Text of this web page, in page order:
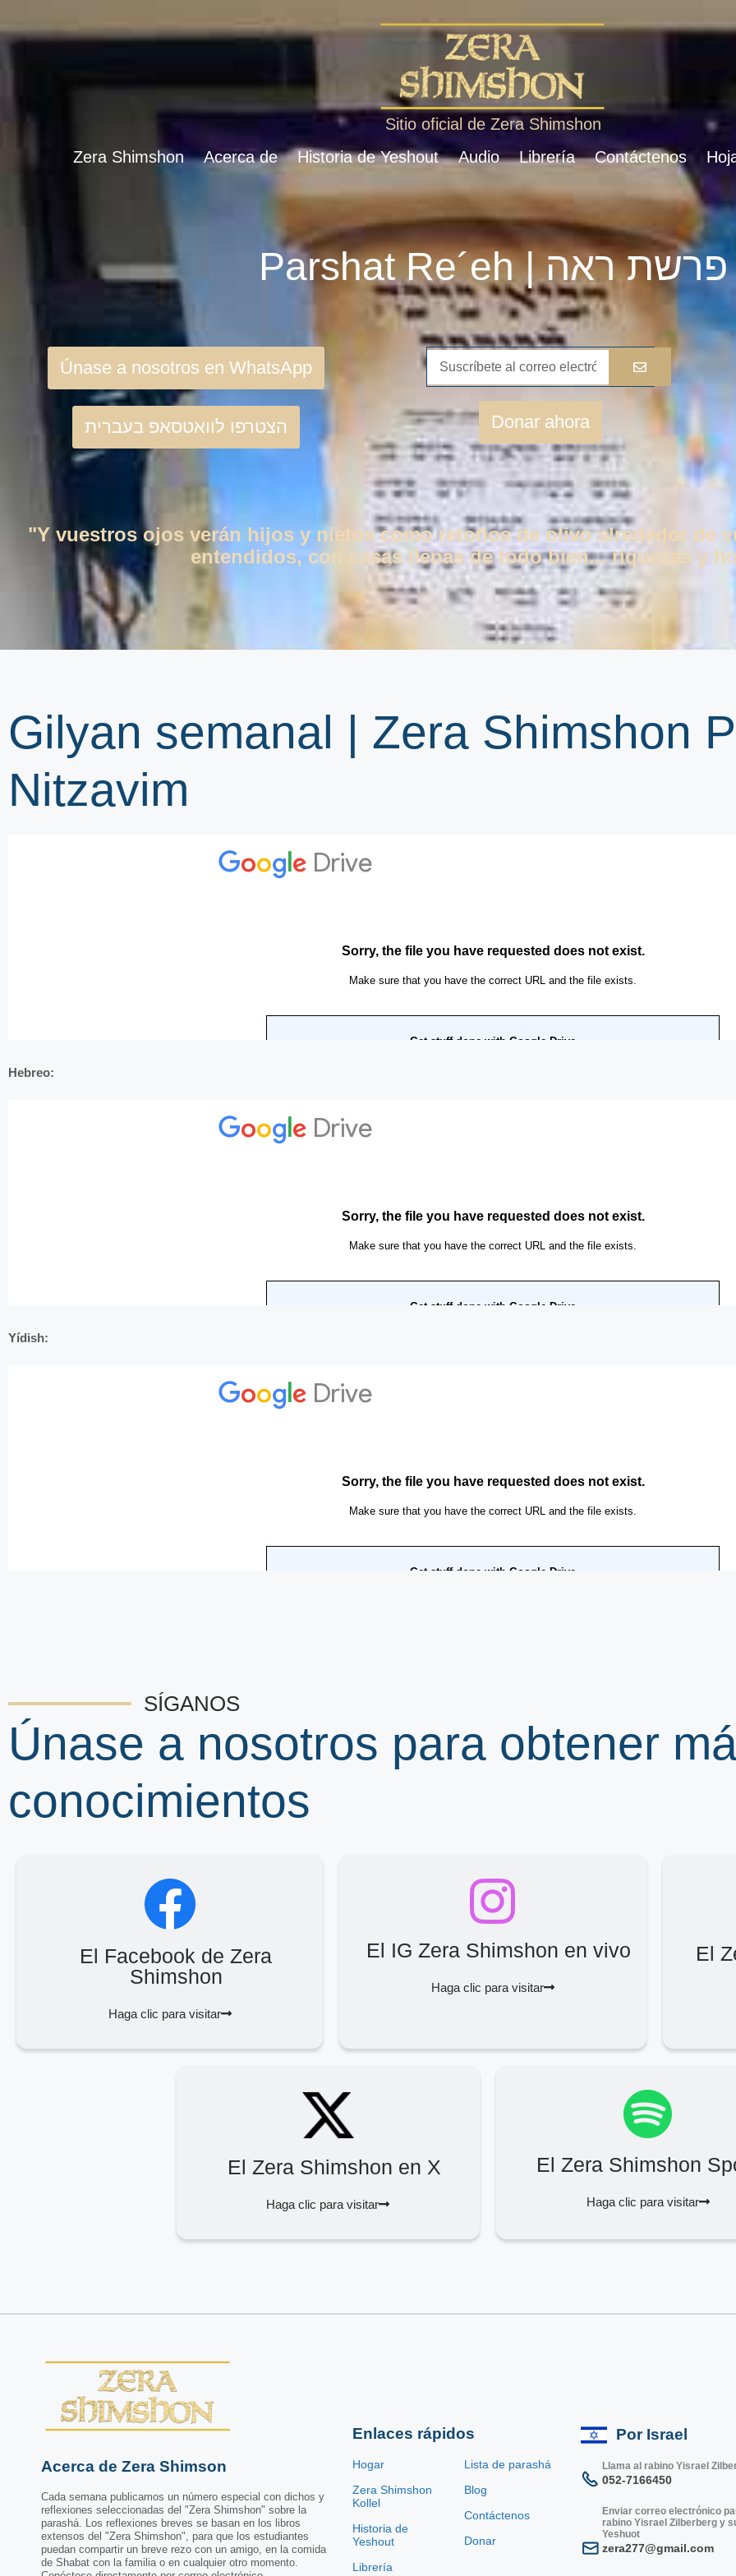
Sitio oficial de Zera Shimshon
Zera Shimshon
Acerca de Historia de Yeshout Audio Librería Contáctenos
Parshat Re´eh | פרשת ראה
Únase a nosotros en WhatsApp
הצטרפו לוואטסאפ בעברית Donar ahora
"Y vuestros ojos verán hijos y nietos como retoños de olivo alrededor de
entendidos, con casas llenas de todo bien... riquezas y
Gilyan semanal | Zera Shimshon
Nitzavim
Hebreo:
Yídish:
SÍGANOS
Únase a nosotros para obtener
conocimientos
El Facebook de Zera
Shimshon
Haga clic para visitar
El IG Zera Shimshon en vivo
Haga clic para visitar
El
El Zera Shimshon en X
Haga clic para visitar
El Zera Shimshon
Haga clic para visitar
Acerca de Zera Shimson
Cada semana publicamos un número especial con dichos y
reflexiones seleccionadas del "Zera Shimshon" sobre la
parashá. Los reflexiones breves se basan en los libros
extensos del "Zera Shimshon", para que los estudiantes
puedan compartir un breve rezo con un amigo, en la comida
de Shabat con la familia o en cualquier otro momento.
Enlaces rápidos
Hogar
Zera Shimshon
Kollel
Historia de
Yeshout
Librería
Lista de parashá
Blog
Contáctenos
Donar
Por Israel
Llama al rabino Yisrael
052-7166450
Enviar correo electrónico
rabino Yisrael Zilberberg y
Yeshuot
zera277@gmail.com